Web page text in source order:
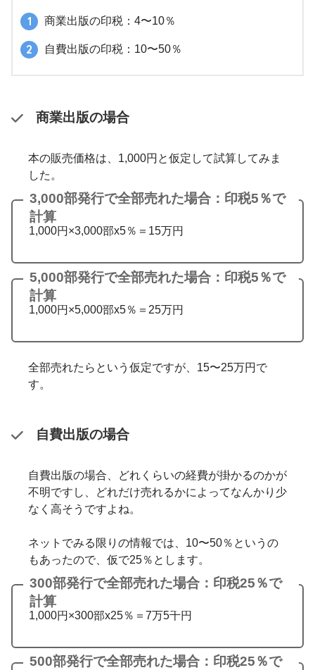
商業出版の印税：4〜10％
自費出版の印税：10〜50％
商業出版の場合
本の販売価格は、1,000円と仮定して試算してみま
した。
3,000部発行で全部売れた場合：印税5％で
計算
1,000円×3,000部x5％＝15万円
5,000部発行で全部売れた場合：印税5％で
計算
1,000円×5,000部x5％＝25万円
全部売れたらという仮定ですが、15〜25万円で
す。
自費出版の場合
自費出版の場合、どれくらいの経費が掛かるのかが
不明ですし、どれだけ売れるかによってなんかり少
なく高そうですよね。
ネットでみる限りの情報では、10〜50％というの
もあったので、仮で25％とします。
300部発行で全部売れた場合：印税25％で
計算
1,000円×300部x25％＝7万5千円
500部発行で全部売れた場合：印税25％で